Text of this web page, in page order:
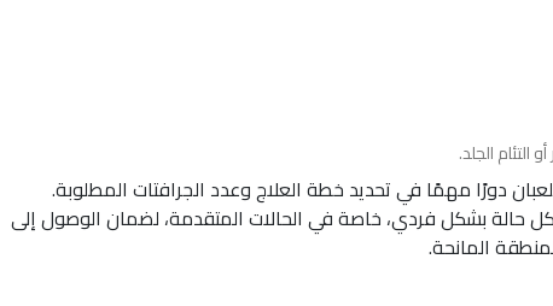
الجلد.
دورًا مهمًا في تحديد خطة العلاج وعدد الجرافتات المطلوبة.
حالة بشكل فردي، خاصة في الحالات المتقدمة، لضمان الوصول إلى
المانحة.